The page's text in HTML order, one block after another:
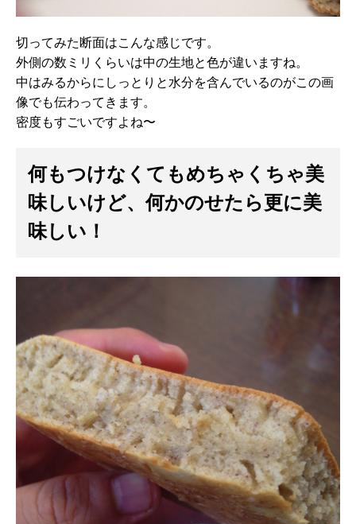
切ってみた断面はこんな感じです。
外側の数ミリくらいは中の生地と色が違いますね。
中はみるからにしっとりと水分を含んでいるのがこの画
像でも伝わってきます。
密度もすごいですよね〜
何もつけなくてもめちゃくちゃ美
味しいけど、何かのせたら更に美
味しい！